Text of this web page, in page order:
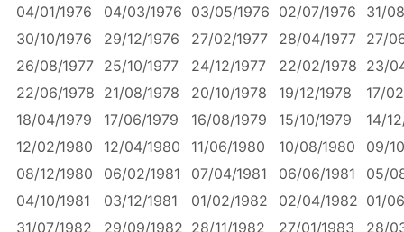
04/01/1976
04/03/1976 03/05/1976 02/07/1976
31/
30/10/1976
29/12/1976 27/02/1977 28/04/1977 27/
26/08/1977 25/10/1977 24/12/1977 22/02/1978 23/
22/06/1978 21/08/1978 20/10/1978 19/12/1978
17/
18/04/1979
17/06/1979 16/08/1979 15/10/1979
14/
12/02/1980
12/04/1980 11/06/1980 10/08/1980
09/
08/12/1980
06/02/1981 07/04/1981 06/06/1981
05/
04/10/1981
03/12/1981 01/02/1982 02/04/1982 01/
31/07/1982
29/09/1982 28/11/1982 27/01/1983
28/